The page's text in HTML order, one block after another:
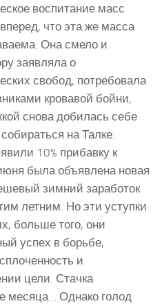
воспитание масс
что эта же масса
Она смело и
заявляла о
свобод, потребовала
кровавой бойни,
снова добилась себе
на Талке.
10% прибавку к
была объявлена новая
зимний заработок
летним. Но эти уступки
больше того, они
успех в борьбе,
и
цели. Стачка
месяца… Однако голод